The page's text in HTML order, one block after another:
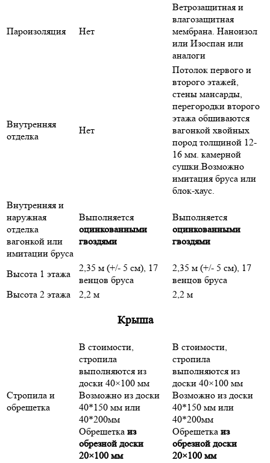
Пароизоляция Нет
Ветрозащитная и
влагозащитная
мембрана. Наноизол
или Изоспан или
аналоги
Внутренняя
отделка
Нет
Потолок первого и
второго этажей,
стены мансарды,
перегородки второго
этажа обшиваются
вагонкой хвойных
пород толщиной 12-
16 мм. камерной
сушки.Возможно
имитация бруса или
блок-хаус.
Внутренняя и
наружная
отделка
вагонкой или
имитации бруса
Выполняется
оцинкованными
гвоздями
Выполняется
оцинкованными
гвоздями
Высота 1 этажа
2,35 м (+/- 5 см), 17
венцов бруса
2,35 м (+/- 5 см), 17
венцов бруса
Высота 2 этажа
2,2 м 2,2 м
Крыша
Стропила и
обрешетка
В стоимости,
стропила
выполняются из
доски 40×100 мм
Возможно из доски
40*150 мм или
40*200мм
Обрешетка из
обрезной доски
20×100 мм
В стоимости,
стропила
выполняются из
доски 40×100 мм
Возможно из доски
40*150 мм или
40*200мм
Обрешетка из
обрезной доски
20×100 мм